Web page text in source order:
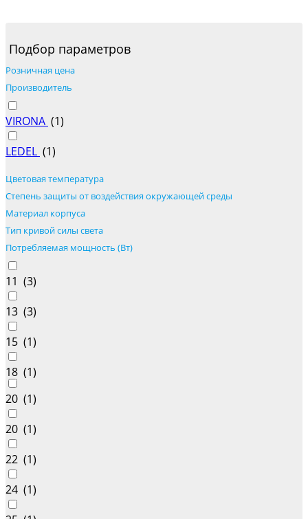
Подбор параметров
Розничная цена
Производитель
VIRONA (1)
LEDEL (1)
Цветовая температура
Степень защиты от воздействия окружающей среды
Материал корпуса
Тип кривой силы света
Потребляемая мощность (Вт)
11 (3)
13 (3)
15 (1)
18 (1)
20 (1)
20 (1)
22 (1)
24 (1)